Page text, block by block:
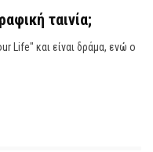
ταινία;
Life" και είναι δράμα, ενώ ο